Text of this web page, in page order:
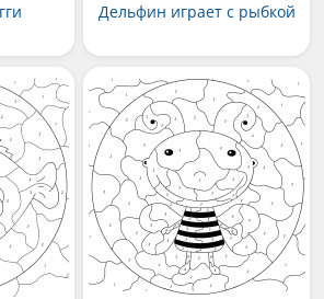
Дельфин играет с рыбкой